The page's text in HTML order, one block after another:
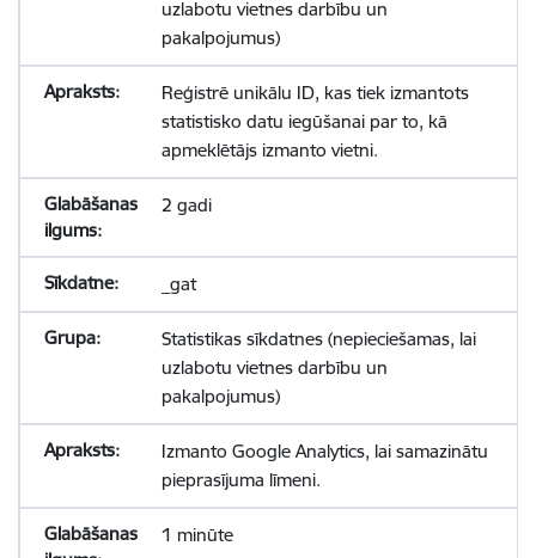
uzlabotu vietnes darbību un
pakalpojumus)
Reģistrē unikālu ID, kas tiek izmantots
statistisko datu iegūšanai par to, kā
apmeklētājs izmanto vietni.
2 gadi
_gat
Statistikas sīkdatnes (nepieciešamas, lai
uzlabotu vietnes darbību un
pakalpojumus)
Izmanto Google Analytics, lai samazinātu
pieprasījuma līmeni.
1 minūte